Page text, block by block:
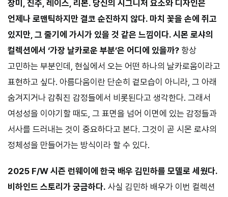
장미, 진주, 레이스, 리본. 당신의 시그니처 요소와 디자인은
언제나 로맨틱하지만 결코 순진하지 않다. 마치 꽃을 손에 쥐고
있지만, 그 줄기에 가시가 있을 것 같은 느낌이다. 시몬 로샤의
컬렉션에서 ‘가장 날카로운 부분’은 어디에 있을까? 항상
고민하는 부분인데, 현실에서 오는 어떤 하나의 날카로움이라고
표현하고 싶다. 아름다움이란 단순히 겉모습이 아니라, 그 아래
숨겨지거나 감춰진 감정들에서 비롯된다고 생각한다. 그래서
여성성을 이야기할 때도, 그 표면을 넘어 이면에 있는 감정들과
서사를 드러내는 것이 중요하다고 본다. 그것이 곧 시몬 로샤의
정체성을 만들어가는 방식이라 할 수 있다.
2025 F/W 시즌 런웨이에 한국 배우 김민하를 모델로 세웠다.
비하인드 스토리가 궁금하다. 사실 김민하 배우가 이번 컬렉션